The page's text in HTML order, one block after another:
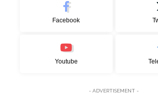
Facebook
Youtube
- ADVERTISEMENT -